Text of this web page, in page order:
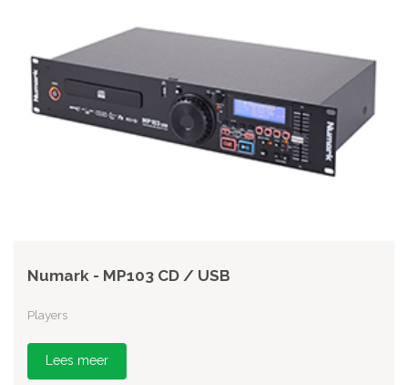
Numark - MP103 CD / USB
Players
Lees meer